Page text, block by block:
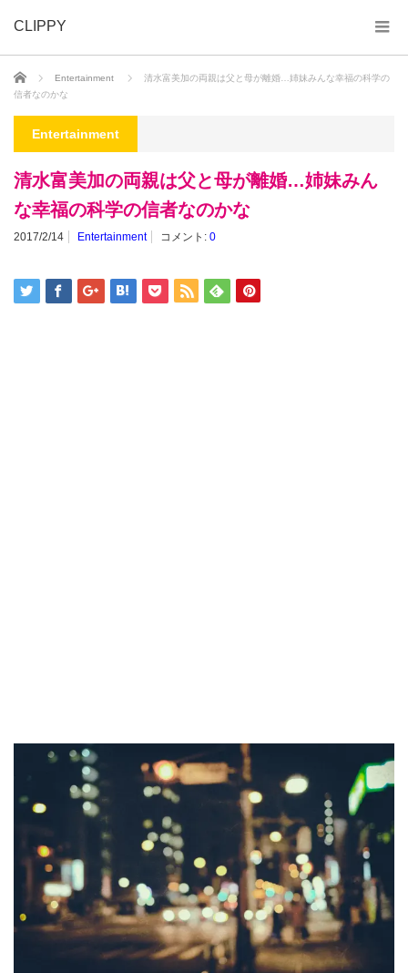
CLIPPY
ホーム Entertainment
清水富美加の両親は父と母が離婚…姉妹みんな幸福の科学の
信者なのかな
Entertainment
清水富美加の両親は父と母が離婚…姉妹みん
な幸福の科学の信者なのかな
2017/2/14 Entertainment コメント: 0